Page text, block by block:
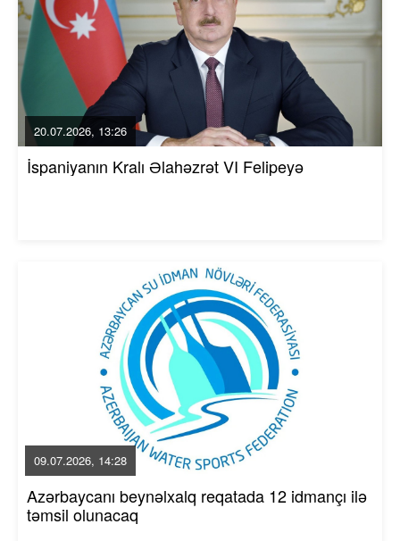
20.07.2026, 13:26
İspaniyanın Kralı Əlahəzrət VI Felipeyə
09.07.2026, 14:28
Azərbaycanı beynəlxalq reqatada 12 idmançı ilə
təmsil olunacaq